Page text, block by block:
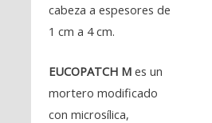
cabeza a espesores de
1 cm a 4 cm.
EUCOPATCH Mes un
mortero modificado
con microsílica,